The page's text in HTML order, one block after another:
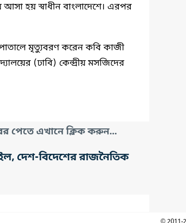
হয় স্বাধীন বাংলাদেশে। এরপর
মৃত্যুবরণ করেন কবি কাজী
(ঢাবি) কেন্দ্রীয় মসজিদের
পেতে এখানে ক্লিক করুন...
দেশ-বিদেশের রাজনৈতিক